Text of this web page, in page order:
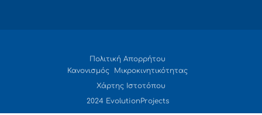
Πολιτική Απορρήτου
Κανονισμός Μικροκινητικότητας
Χάρτης Ιστοτόπου
2024 EvolutionProjects